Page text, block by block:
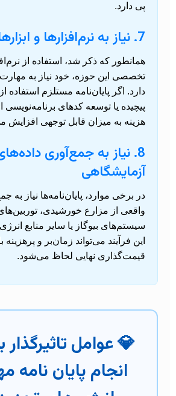
پی دارد.
7. نیاز به نرم‌افزارها و ابزارهای تخصصی
همانطور که ذکر شد، استفاده از
تخصصی این حوزه، خود نیاز به
دارد. اگر پایان‌نامه مستلزم استفاده
پیچیده یا توسعه کدهای
هزینه به میزان قابل توجهی افزایش
8. نیاز به جمع‌آوری
آزمایشگاهی
در برخی موارد، پایان‌نامه‌ها نیاز به
واقعی از مزارع خورشیدی،
سیستم‌های بیوگاز یا سایر منابع انرژی
این فرآیند می‌تواند زمان‌بر و پرهزینه
قیمت‌گذاری نهایی لحاظ می‌شود.
💎 عوامل تاثیرگذار
انجام پایان نامه